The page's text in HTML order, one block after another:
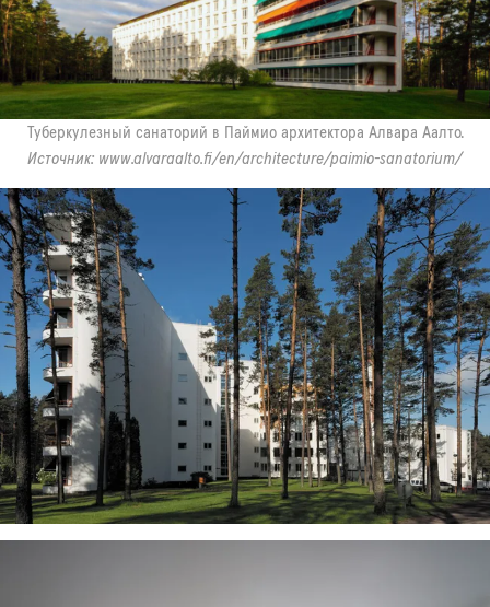
Туберкулезный санаторий в Паймио архитектора Алвара Аалто.
Источник: www.alvaraalto.fi/en/architecture/paimio-sanatorium/